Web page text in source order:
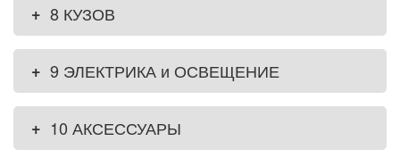
+ 8 КУЗОВ
+ 9 ЭЛЕКТРИКА и ОСВЕЩЕНИЕ
+ 10 АКСЕССУАРЫ